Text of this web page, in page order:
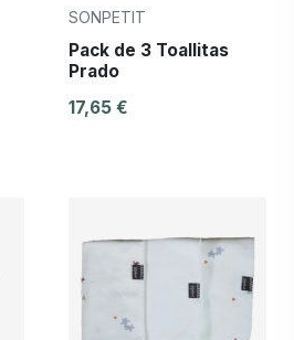
SONPETIT
Pack de 3 Toallitas
Prado
17,65 €